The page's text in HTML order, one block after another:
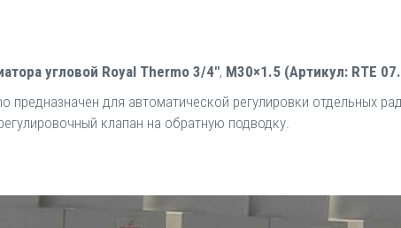
угловой Royal Thermo 3/4", М30×1.5 (Артикул: RTE
предназначен для автоматической регулировки отдельных
клапан на обратную подводку.